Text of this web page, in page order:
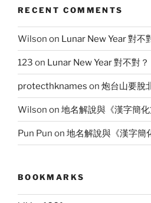
RECENT COMMENTS
Wilson on Lunar New Year 對不
123 on Lunar New Year 對不對？
protecthknames on 炮台山要脫
Wilson on 地名解說與《漢字簡
Pun Pun on 地名解說與《漢字簡
BOOKMARKS